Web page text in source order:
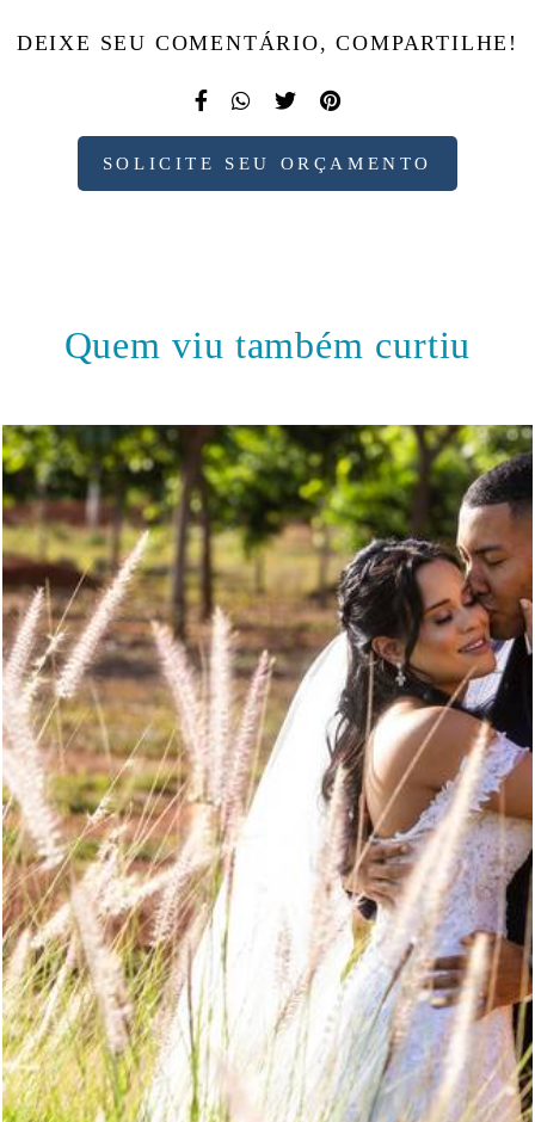
DEIXE SEU COMENTÁRIO, COMPARTILHE!
SOLICITE SEU ORÇAMENTO
Quem viu também curtiu
747 0